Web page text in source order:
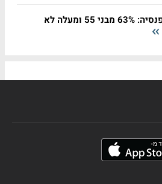
אמריקה יוצאת לפנסיה: 63% מבני 55 ומעלה לא